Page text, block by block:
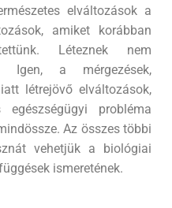
elváltozások a
amiket korábban
Léteznek nem
Igen, a mérgezések,
létrejövő elváltozások,
probléma
Az összes többi
vehetjük a biológiai
ismeretének.